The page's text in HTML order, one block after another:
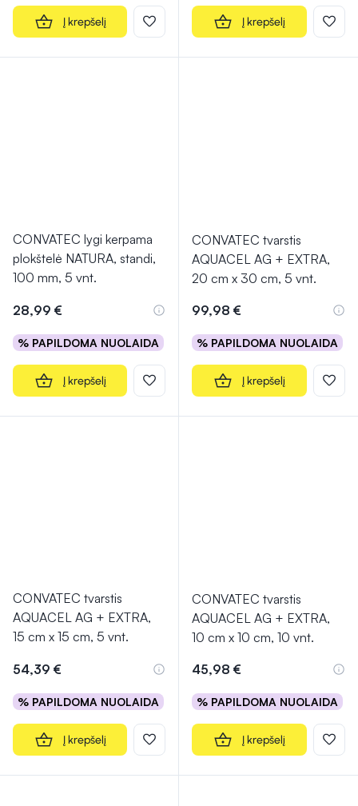
Į krepšelį Į krepšelį
CONVATEC lygi kerpama
plokštelė NATURA, standi,
100 mm, 5 vnt.
28,99 €
% PAPILDOMA NUOLAIDA
Į krepšelį
CONVATEC tvarstis
AQUACEL AG + EXTRA,
20 cm x 30 cm, 5 vnt.
99,98 €
% PAPILDOMA NUOLAIDA
Į krepšelį
CONVATEC tvarstis
AQUACEL AG + EXTRA,
15 cm x 15 cm, 5 vnt.
54,39 €
% PAPILDOMA NUOLAIDA
Į krepšelį
CONVATEC tvarstis
AQUACEL AG + EXTRA,
10 cm x 10 cm, 10 vnt.
45,98 €
% PAPILDOMA NUOLAIDA
Į krepšelį